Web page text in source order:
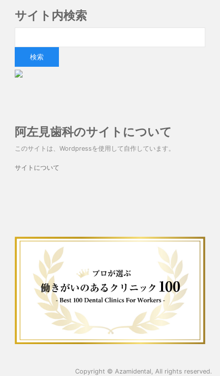
サイト内検索
阿左見歯科のサイトについて
このサイトは、Wordpressを使用して自作しています。
サイトについて
Copyright © Azamidental , All rights reserved.